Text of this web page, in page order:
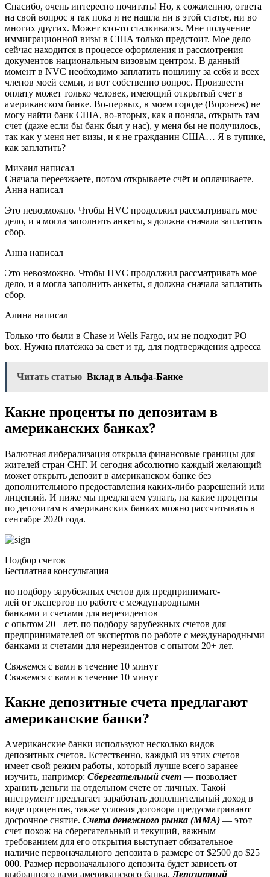
Спасибо, очень интересно почитать! Но, к сожалению, ответа
на свой вопрос я так пока и не нашла ни в этой статье, ни во
многих других. Может кто-то сталкивался. Мне получение
иммиграционной визы в США только предстоит. Мое дело
сейчас находится в процессе оформления и рассмотрения
документов национальным визовым центром. В данный
момент в NVC необходимо заплатить пошлину за себя и всех
членов моей семьи, и вот собственно вопрос. Произвести
оплату может только человек, имеющий открытый счет в
американском банке. Во-первых, в моем городе (Воронеж) не
могу найти банк США, во-вторых, как я поняла, открыть там
счет (даже если бы банк был у нас), у меня бы не получилось,
так как у меня нет визы, и я не гражданин США… Я в тупике,
как заплатить?
Михаил написал
Сначала переезжаете, потом открываете счёт и оплачиваете.
Анна написал
Это невозможно. Чтобы НVC продолжил рассматривать мое
дело, и я могла заполнить анкеты, я должна сначала заплатить
сбор.
Анна написал
Это невозможно. Чтобы НVC продолжил рассматривать мое
дело, и я могла заполнить анкеты, я должна сначала заплатить
сбор.
Алина написал
Только что были в Chase и Wells Fargo, им не подходит PO
box. Нужна платёжка за свет и тд, для подтверждения адресса
Читать статью Вклад в Альфа-Банке
Какие проценты по депозитам в
американских банках?
Валютная либерализация открыла финансовые границы для
жителей стран СНГ. И сегодня абсолютно каждый желающий
может открыть депозит в американском банке без
дополнительного предоставления каких-либо разрешений или
лицензий. И ниже мы предлагаем узнать, на какие проценты
по депозитам в американских банках можно рассчитывать в
сентябре 2020 года.
Подбор счетов
Бесплатная консультация
по подбору зарубежных счетов для предпринимате-
лей от экспертов по работе с международными
банками и счетами для нерезидентов
с опытом 20+ лет. по подбору зарубежных счетов для
предпринимателей от экспертов по работе с международными
банками и счетами для нерезидентов с опытом 20+ лет.
Свяжемся с вами в течение 10 минут
Свяжемся с вами в течение 10 минут
Какие депозитные счета предлагают
американские банки?
Американские банки используют несколько видов
депозитных счетов. Естественно, каждый из этих счетов
имеет свой режим работы, который лучше всего заранее
изучить, например: Сберегательный счет — позволяет
хранить деньги на отдельном счете от личных. Такой
инструмент предлагает заработать дополнительный доход в
виде процентов, также условия договора предусматривают
досрочное снятие. Счета денежного рынка (MMA) — этот
счет похож на сберегательный и текущий, важным
требованием для его открытия выступает обязательное
наличие первоначального депозита в размере от $2500 до $25
000. Размер первоначального депозита будет зависеть от
выбранного вами американского банка. Депозитный